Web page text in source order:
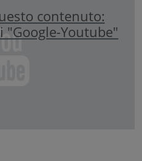
contenuto:
"Google-Youtube"